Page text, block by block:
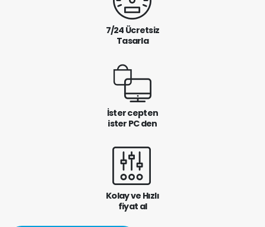
7/24 Ücretsiz
Tasarla
İster cepten
ister PC den
Kolay ve Hızlı
fiyat al